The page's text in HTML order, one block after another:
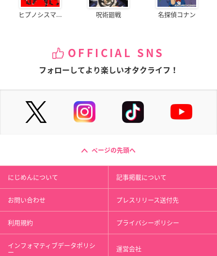
ヒプノシスマ... 呪術廻戦 名探偵コナン
OFFICIAL SNS
フォローしてより楽しいオタクライフ！
ページの先頭へ
にじめんについて 記事掲載について
お問い合わせ プレスリリース送付先
利用規約 プライバシーポリシー
インフォマティブデータポリシ
ー 運営会社